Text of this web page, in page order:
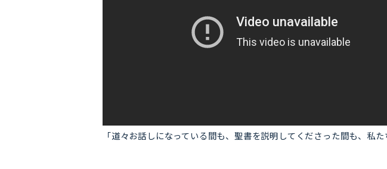
「道々お話しになっている間も、聖書を説明してくださった間も、私